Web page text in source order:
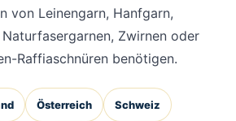
von Leinengarn, Hanfgarn,
Zwirnen oder
Raffiaschnüren benötigen.
Österreich Schweiz